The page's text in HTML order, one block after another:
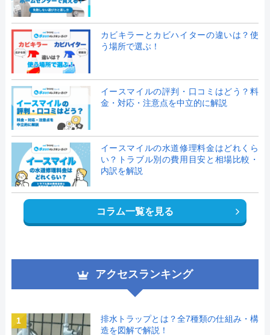
カビキラーとカビハイターの違いは？使
う場所で選ぶ！
イースマイルの評判・口コミはどう？料
金・対応・注意点を中立的に解説
イースマイルの水道修理料金はどれくら
い？トラブル別の費用目安と相場比較・
内訳を解説
コラム一覧を見る
アクセスランキング
1
排水トラップとは？全7種類の仕組み・構
造を図解で解説！